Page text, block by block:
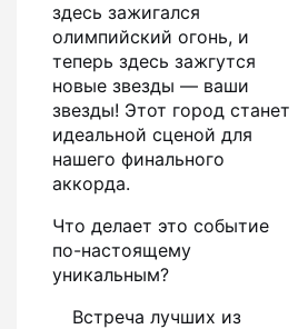
здесь зажигался
олимпийский огонь, и
теперь здесь зажгутся
новые звезды — ваши
звезды! Этот город станет
идеальной сценой для
нашего финального
аккорда.
Что делает это событие
по-настоящему
уникальным?
Встреча лучших из